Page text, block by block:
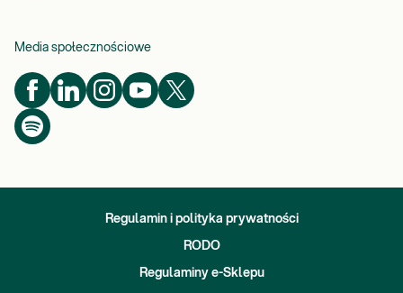
Media społecznościowe
Regulamin i polityka prywatności
RODO
Regulaminy e-Sklepu